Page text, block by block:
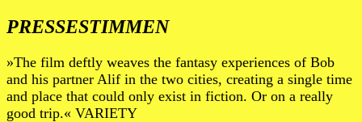
PRESSESTIMMEN
»The film deftly weaves the fantasy experiences of Bob
and his partner Alif in the two cities, creating a single time
and place that could only exist in fiction. Or on a really
good trip.« VARIETY